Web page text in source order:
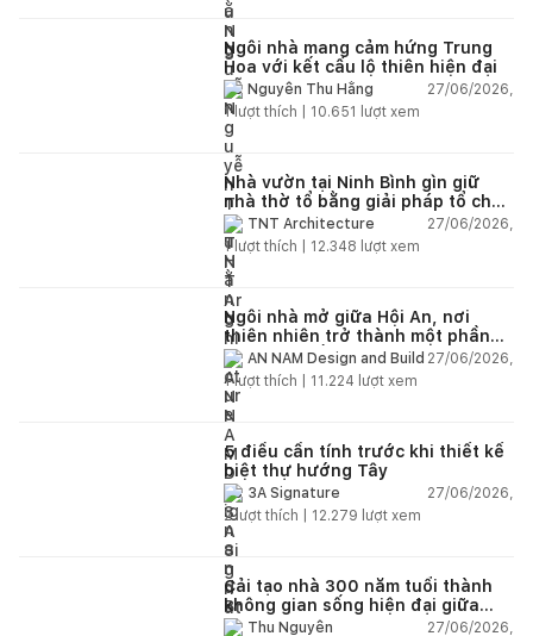
Ngôi nhà mang cảm hứng Trung
Hoa với kết cấu lộ thiên hiện đại
Nguyễn Thu Hằng
27/06/2026,
1lượt thích | 10.651 lượt xem
Nhà vườn tại Ninh Bình gìn giữ
nhà thờ tổ bằng giải pháp tổ chức
lại không gian
TNT Architecture
27/06/2026,
1lượt thích | 12.348 lượt xem
Ngôi nhà mở giữa Hội An, nơi
thiên nhiên trở thành một phần
của cuộc sống
AN NAM Design and Build 27/06/2026,
1lượt thích | 11.224 lượt xem
5 điều cần tính trước khi thiết kế
biệt thự hướng Tây
3A Signature
27/06/2026,
2lượt thích | 12.279 lượt xem
Cải tạo nhà 300 năm tuổi thành
không gian sống hiện đại giữa
thiên nhiên
Thu Nguyễn 27/06/2026,